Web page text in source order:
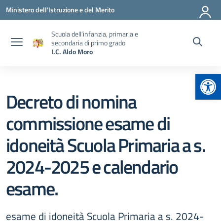
Vai ai contenuti
Vai al menu di navigazione
Vai al footer
Ministero dell'Istruzione e del Merito
Scuola dell’infanzia, primaria e
secondaria di primo grado
I.C. Aldo Moro
Decreto di nomina
commissione esame di
idoneità Scuola Primaria a s.
2024-2025 e calendario
esame.
esame di idoneità Scuola Primaria a s. 2024-